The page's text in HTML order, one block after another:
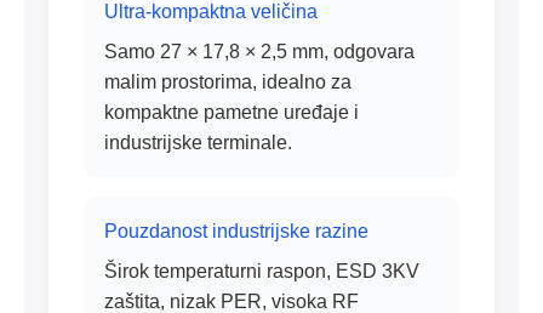
Ultra-kompaktna veličina
Samo 27 × 17,8 × 2,5 mm, odgovara
malim prostorima, idealno za
kompaktne pametne uređaje i
industrijske terminale.
Pouzdanost industrijske razine
Širok temperaturni raspon, ESD 3KV
zaštita, nizak PER, visoka RF